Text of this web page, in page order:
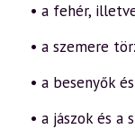
• a fehér,
• a szemere
• a besenyők
• a jászok és a